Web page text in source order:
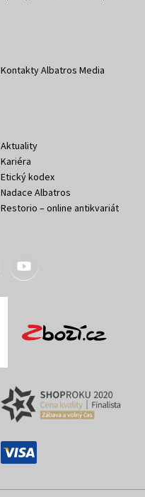
Kontakty Albatros Media
Aktuality
Kariéra
Etický kodex
Nadace Albatros
Restorio – online antikvariát